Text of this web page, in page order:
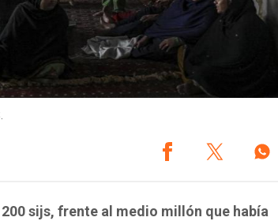
sijs, frente al medio millón que había